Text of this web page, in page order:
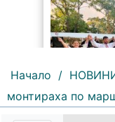
71 |
Начало /
монтираха по